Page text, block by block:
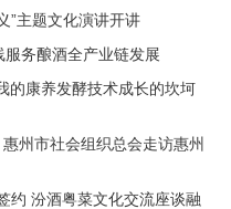
主题文化演讲开讲
务酿酒全产业链发展
的康养发酵技术成长的坎坷
州市社会组织总会走访惠州
约 汾酒粤菜文化交流座谈融